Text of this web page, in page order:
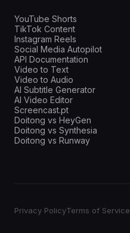
YouTube Shorts
TikTok Content
Instagram Reels
Social Media Autopilot
API Documentation
Video to Text
Video to Audio
AI Subtitle Generator
AI Video Editor
Screencast.pt
Doitong vs HeyGen
Doitong vs Synthesia
Doitong vs Runway
Privacy PolicyTerms of Service